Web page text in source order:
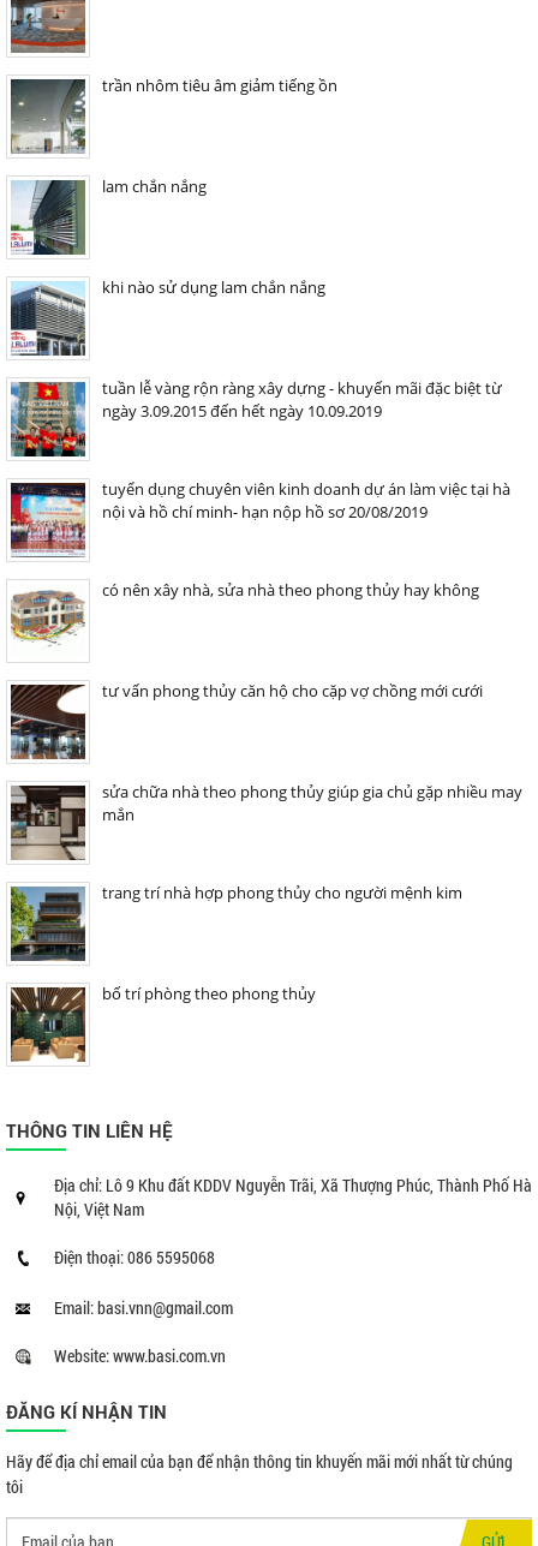
trần nhôm tiêu âm giảm tiếng ồn
lam chắn nắng
khi nào sử dụng lam chắn nắng
tuần lễ vàng rộn ràng xây dựng - khuyến mãi đặc biệt từ
ngày 3.09.2015 đến hết ngày 10.09.2019
tuyển dụng chuyên viên kinh doanh dự án làm việc tại hà
nội và hồ chí minh- hạn nộp hồ sơ 20/08/2019
có nên xây nhà, sửa nhà theo phong thủy hay không
tư vấn phong thủy căn hộ cho cặp vợ chồng mới cưới
sửa chữa nhà theo phong thủy giúp gia chủ gặp nhiều may
mắn
trang trí nhà hợp phong thủy cho người mệnh kim
bố trí phòng theo phong thủy
THÔNG TIN LIÊN HỆ
Địa chỉ: Lô 9 Khu đất KDDV Nguyễn Trãi, Xã Thượng Phúc, Thành Phố Hà
Nội, Việt Nam
Điện thoại: 086 5595068
Email: basi.vnn@gmail.com
Website: www.basi.com.vn
ĐĂNG KÍ NHẬN TIN
Hãy để địa chỉ email của bạn để nhận thông tin khuyến mãi mới nhất từ chúng
tôi
GỬI